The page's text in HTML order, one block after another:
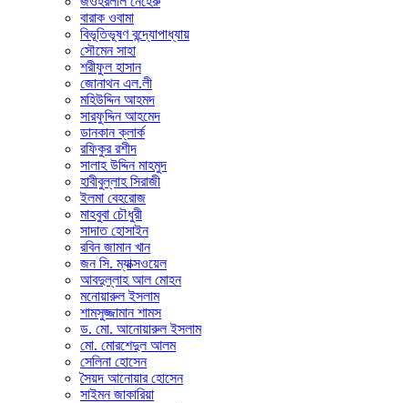
বারাক ওবামা
বিভূতিভূষণ বন্দ্যোপাধ্যায়
সৌমেন সাহা
শরীফুল হাসান
জোনাথন এল.লী
মহিউদ্দিন আহমদ
সারফুদ্দিন আহমেদ
ডানকান ক্লার্ক
রফিকুর রশীদ
সালাহ উদ্দিন মাহমুদ
হাবীবুল্লাহ সিরাজী
ইলমা বেহরোজ
মাহবুবা চৌধুরী
সাদাত হোসাইন
রবিন জামান খান
জন সি. ম্যাক্সওয়েল
আবদুল্লাহ আল মোহন
মনোয়ারুল ইসলাম
শামসুজ্জামান শামস
ড. মো. আনোয়ারুল ইসলাম
মো. মোরশেদুল আলম
সেলিনা হোসেন
সৈয়দ আনোয়ার হোসেন
সাইমন জাকারিয়া